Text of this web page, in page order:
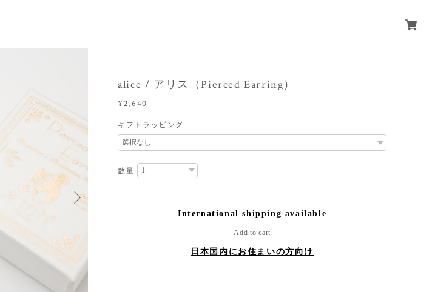
alice / アリス（Pierced Earring）
¥2,640
ギフトラッピング
数量
International shipping available
Add to cart
日本国内にお住まいの方向け